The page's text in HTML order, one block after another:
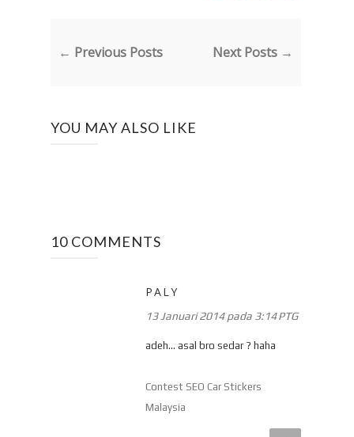
← Previous Posts Next Posts →
YOU MAY ALSO LIKE
10 COMMENTS
PALY
13 Januari 2014 pada 3:14 PTG
adeh... asal bro sedar ? haha
Contest SEO Car Stickers
Malaysia